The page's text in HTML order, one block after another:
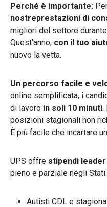
Perché è importante:
nostreprestazioni di
migliori del settore
Quest’anno, con il tuo
nuovo la vetta.
Un percorso facile e
online semplificata, i
di lavoro in soli 10 minuti.
posizioni stagionali non
È più facile che incartare
UPS offre stipendi
pieno e parziale negli Stati
Autisti CDL e